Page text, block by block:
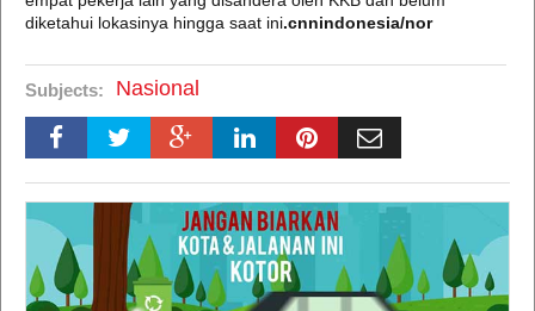
diketahui lokasinya hingga saat ini.cnnindonesia/nor
Subjects: Nasional